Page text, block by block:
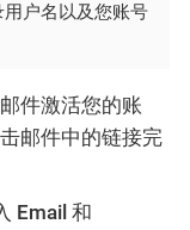
户名以及您账号
件激活您的账
邮件中的链接完
Email 和